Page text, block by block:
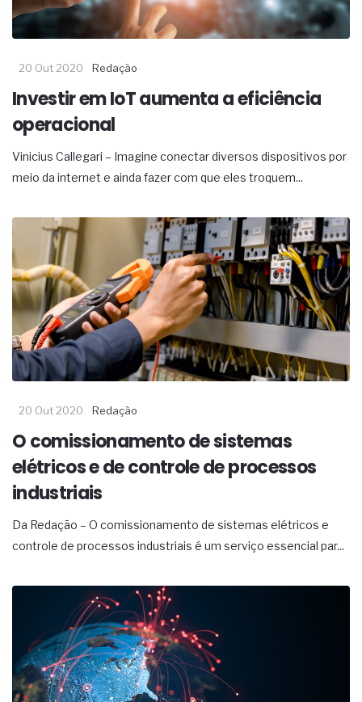
20 Out 2020 Redação
Investir em IoT aumenta a eficiência
operacional
Vinicius Callegari – Imagine conectar diversos dispositivos por
meio da internet e ainda fazer com que eles troquem...
20 Out 2020 Redação
O comissionamento de sistemas
elétricos e de controle de processos
industriais
Da Redação – O comissionamento de sistemas elétricos e
controle de processos industriais é um serviço essencial par...